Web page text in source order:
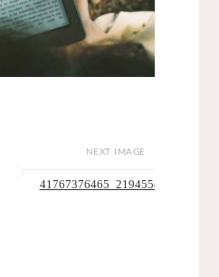
NEXT IMAGE
41767376465_219455e632_z